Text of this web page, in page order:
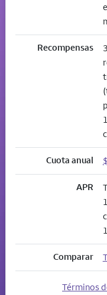
Recompensas
Cuota anual
APR
Comparar
Términos